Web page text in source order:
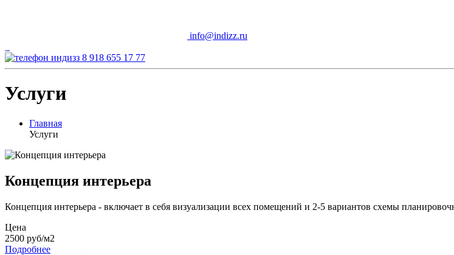
info@indizz.ru
8 918 655 17 77
Услуги
Главная
Услуги
Концепция интерьера
Концепция интерьера - включает в себя визуализации всех помещений и 2-5 вариантов схемы
Цена
2500 руб/м2
Подробнее